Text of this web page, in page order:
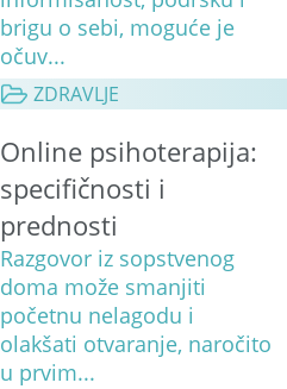
brigu o sebi, moguće je
očuv...
ZDRAVLJE
Online psihoterapija:
specifičnosti i
prednosti
Razgovor iz sopstvenog
doma može smanjiti
početnu nelagodu i
olakšati otvaranje, naročito
u prvim...